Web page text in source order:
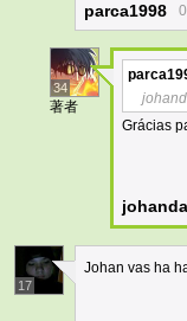
parca1998
34
著者
Grácias
17
Johan vas ha